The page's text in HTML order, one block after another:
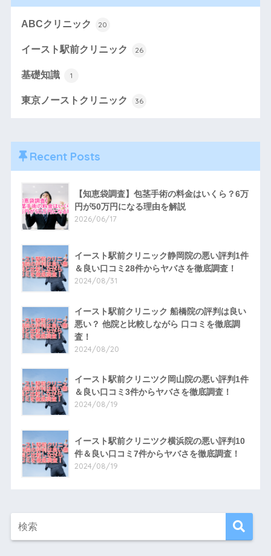
ABCクリニック 20
イースト駅前クリニック 26
基礎知識 1
東京ノーストクリニック 36
Recent Posts
【知恵袋調査】包茎手術の料金はいくら？6万
円が50万円になる理由を解説
2026/06/17
イースト駅前クリニック静岡院の悪い評判1件
＆良い口コミ28件からヤバさを徹底調査！
2024/08/31
イースト駅前クリニック 船橋院の評判は良い
悪い？ 他院と比較しながら 口コミを徹底調
査！
2024/08/20
イースト駅前クリニツク岡山院の悪い評判1件
＆良い口コミ3件からヤバさを徹底調査！
2024/08/19
イースト駅前クリニツク横浜院の悪い評判10
件＆良い口コミ7件からヤバさを徹底調査！
2024/08/19